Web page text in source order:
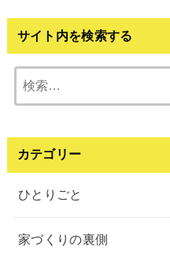
サイト内を検索する
カテゴリー
ひとりごと
家づくりの裏側